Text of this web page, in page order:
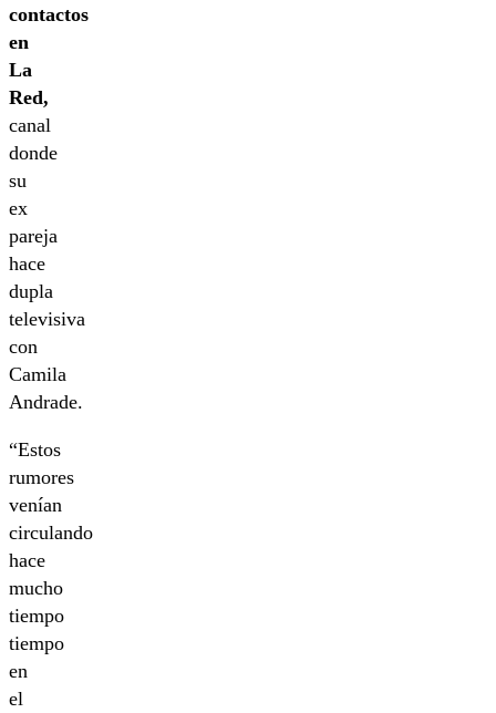
contactos
en
La
Red,
canal
donde
su
ex
pareja
hace
dupla
televisiva
con
Camila
Andrade.
“Estos
rumores
venían
circulando
hace
mucho
tiempo
tiempo
en
el